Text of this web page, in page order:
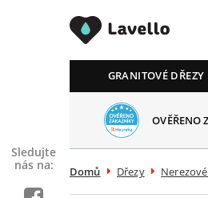
Sledujte
nás na:
GRANITOVÉ DŘEZY
OVĚŘENO
Domů Dřezy